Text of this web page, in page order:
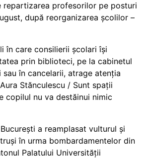
repartizarea profesorilor pe posturi
după reorganizarea școlilor –
în care consilierii școlari își
prin biblioteci, pe la cabinetul
sau în cancelarii, atrage atenția
Stănculescu / Sunt spații
copilul nu va destăinui nimic
a reamplasat vulturul și
în urma bombardamentelor din
Palatului Universității